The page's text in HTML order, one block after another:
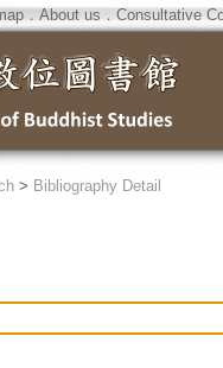
．About us ． Consultative
> Bibliography Detail